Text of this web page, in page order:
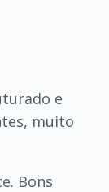
e
muito
Bons